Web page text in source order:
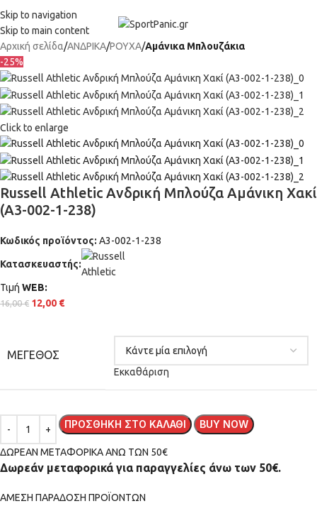
Skip to navigation
Skip to main content
Αρχική σελίδα ΑΝΔΡΙΚΑ ΡΟΥΧΑ Αμάνικα Μπλουζάκια
-25%
Click to enlarge
Russell Athletic Ανδρική Μπλούζα Αμάνικη Χακί
(A3-002-1-238)
Κωδικός προϊόντος: A3-002-1-238
Κατασκευαστής:
Τιμή WΕΒ:
16,00€ 12,00 €
ΜΈΓΕΘΟΣ
Εκκαθάριση
ΠΡΟΣΘΉΚΗ ΣΤΟ ΚΑΛΆΘΙ BUY NOW
ΔΩΡΕΑΝ ΜΕΤΑΦΟΡΙΚΑ ΑΝΩ ΤΩΝ 50€
Δωρεάν μεταφορικά για παραγγελίες άνω των 50€.
ΑMEΣΗ ΠΑΡΑΔΟΣΗ ΠΡΟΪΟΝΤΩΝ